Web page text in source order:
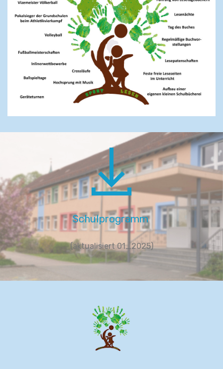
Schulprogramm
(aktualisiert 01_2025)